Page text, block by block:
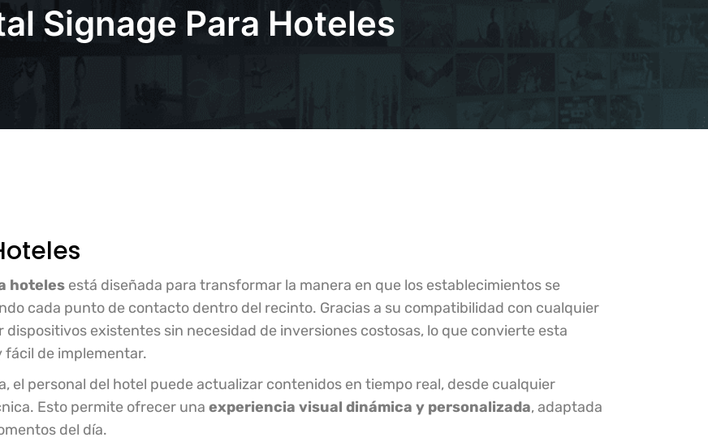
Signage Para Hoteles
hoteles está diseñada para transformar la manera en que los establecimientos se
cada punto de contacto dentro del recinto. Gracias a su compatibilidad con cualquier
dispositivos existentes sin necesidad de inversiones costosas, lo que convierte esta
fácil de implementar.
el personal del hotel puede actualizar contenidos en tiempo real, desde cualquier
Esto permite ofrecer una experiencia visual dinámica y personalizada, adaptada
del día.